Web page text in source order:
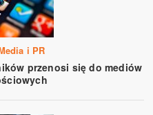
i PR
przenosi się do mediów